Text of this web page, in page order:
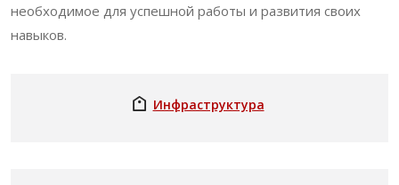
необходимое для успешной работы и развития своих
навыков.
Инфраструктура